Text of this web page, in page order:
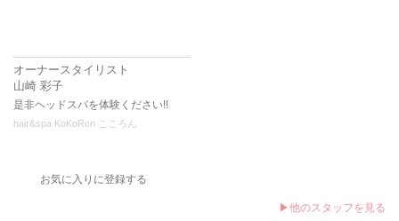
オーナースタイリスト
山崎 彩子
是非ヘッドスパを体験ください!!
hair&spa KoKoRon こころん
お気に入りに登録する
▶他のスタッフを見る